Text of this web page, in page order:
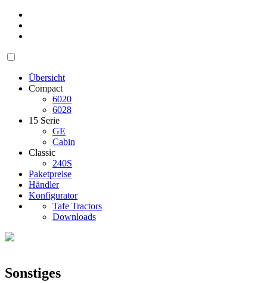
Übersicht
Compact
6020
6028
15 Serie
GE
Cabin
Classic
240S
Paketpreise
Händler
Konfigurator
Tafe Tractors
Downloads
Sonstiges